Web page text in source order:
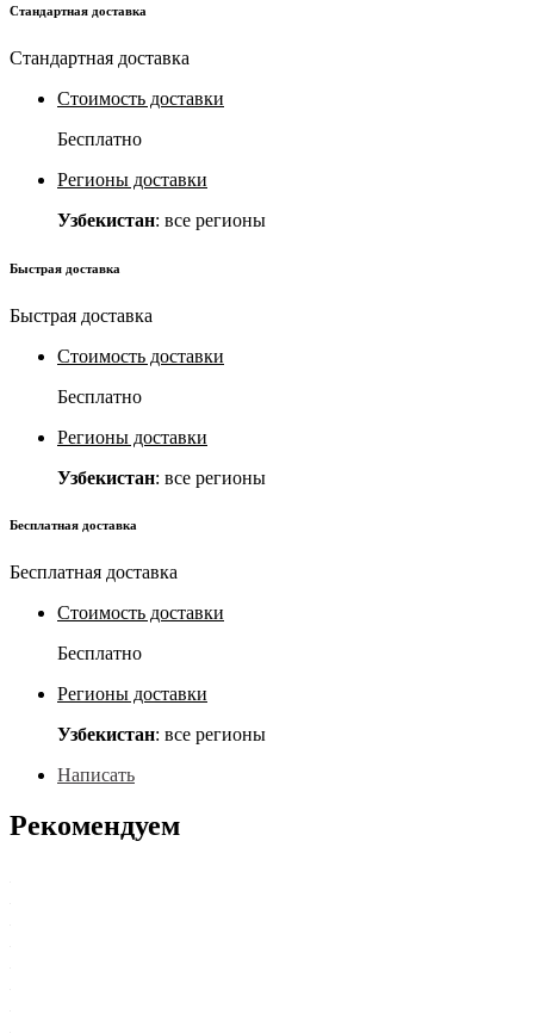
Стандартная доставка
Стандартная доставка
Стоимость доставки
Бесплатно
Регионы доставки
Узбекистан: все регионы
Быстрая доставка
Быстрая доставка
Стоимость доставки
Бесплатно
Регионы доставки
Узбекистан: все регионы
Бесплатная доставка
Бесплатная доставка
Стоимость доставки
Бесплатно
Регионы доставки
Узбекистан: все регионы
Написать
Рекомендуем